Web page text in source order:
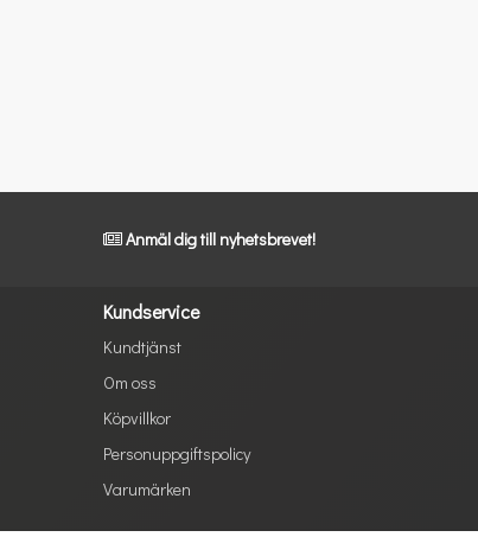
Anmäl dig till nyhetsbrevet!
Kundservice
Kundtjänst
Om oss
Köpvillkor
Personuppgiftspolicy
Varumärken